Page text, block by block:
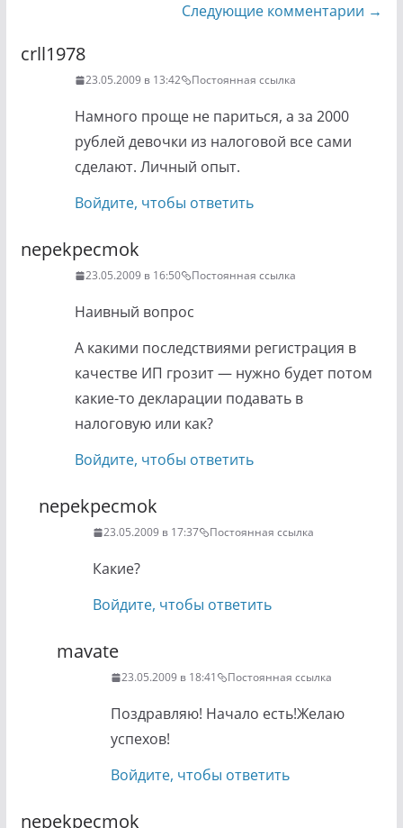
Следующие комментарии →
crll1978
23.05.2009 в 13:42 Постоянная ссылка
Намного проще не париться, а за 2000
рублей девочки из налоговой все сами
сделают. Личный опыт.
Войдите, чтобы ответить
nepekpecmok
23.05.2009 в 16:50 Постоянная ссылка
Наивный вопрос
А какими последствиями регистрация в
качестве ИП грозит — нужно будет потом
какие-то декларации подавать в
налоговую или как?
Войдите, чтобы ответить
nepekpecmok
23.05.2009 в 17:37 Постоянная ссылка
Какие?
Войдите, чтобы ответить
mavate
23.05.2009 в 18:41 Постоянная ссылка
Поздравляю! Начало есть!Желаю
успехов!
Войдите, чтобы ответить
nepekpecmok